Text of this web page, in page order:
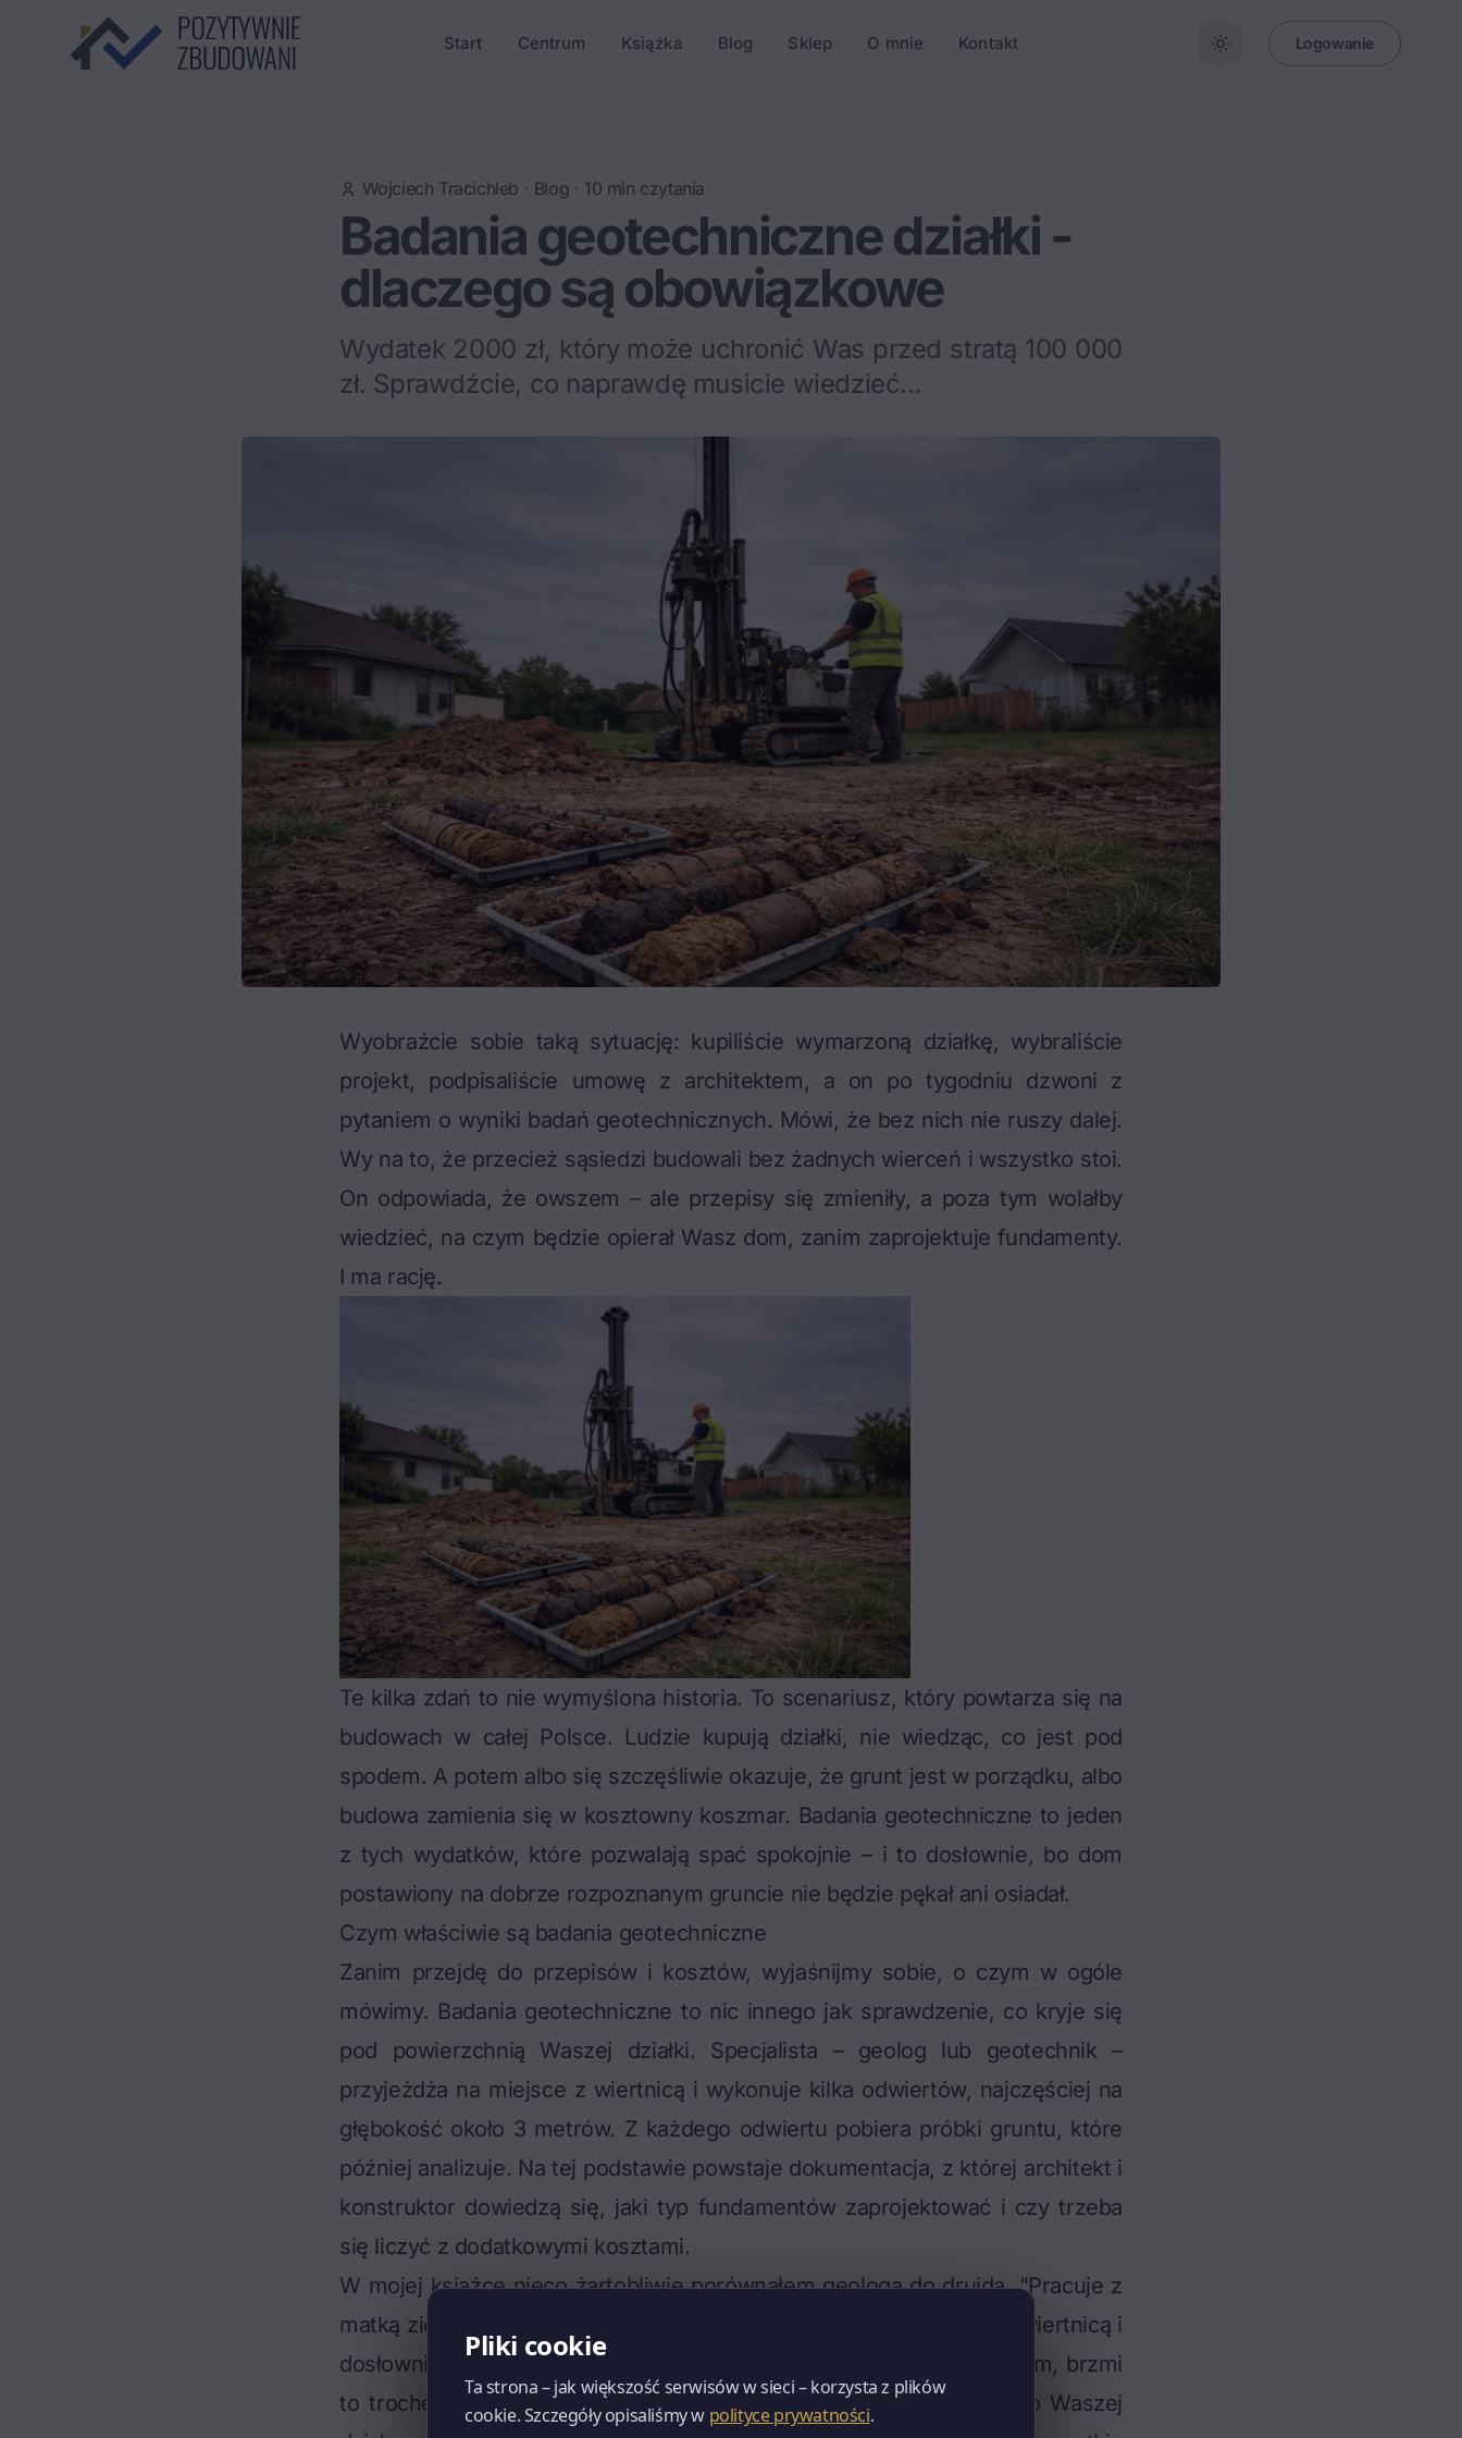
Start Centrum Książka Blog Sklep O mnie Kontakt Logowanie
Wojciech Tracichleb · Blog · 10 min czytania
Badania geotechniczne działki -
dlaczego są obowiązkowe
Wydatek 2000 zł, który może uchronić Was przed stratą 100 000
zł. Sprawdźcie, co naprawdę musicie wiedzieć...
Wyobraźcie sobie taką sytuację: kupiliście wymarzoną działkę, wybraliście
projekt, podpisaliście umowę z architektem, a on po tygodniu dzwoni z
pytaniem o wyniki badań geotechnicznych. Mówi, że bez nich nie ruszy dalej.
Wy na to, że przecież sąsiedzi budowali bez żadnych wierceń i wszystko stoi.
On odpowiada, że owszem – ale przepisy się zmieniły, a poza tym wolałby
wiedzieć, na czym będzie opierał Wasz dom, zanim zaprojektuje fundamenty.
I ma rację.
Te kilka zdań to nie wymyślona historia. To scenariusz, który powtarza się na
budowach w całej Polsce. Ludzie kupują działki, nie wiedząc, co jest pod
spodem. A potem albo się szczęśliwie okazuje, że grunt jest w porządku, albo
budowa zamienia się w kosztowny koszmar. Badania geotechniczne to jeden
z tych wydatków, które pozwalają spać spokojnie – i to dosłownie, bo dom
postawiony na dobrze rozpoznanym gruncie nie będzie pękał ani osiadał.
Czym właściwie są badania geotechniczne
Zanim przejdę do przepisów i kosztów, wyjaśnijmy sobie, o czym w ogóle
mówimy. Badania geotechniczne to nic innego jak sprawdzenie, co kryje się
pod powierzchnią Waszej działki. Specjalista – geolog lub geotechnik –
przyjeżdża na miejsce z wiertnicą i wykonuje kilka odwiertów, najczęściej na
głębokość około 3 metrów. Z każdego odwiertu pobiera próbki gruntu, które
później analizuje. Na tej podstawie powstaje dokumentacja, z której architekt i
konstruktor dowiedzą się, jaki typ fundamentów zaprojektować i czy trzeba
się liczyć z dodatkowymi kosztami.
W mojej książcenieco żartobliwie porównałem geologa do druida."Pracuje z
matką ziemią, ma często brodę, a na Wasze wezwanie zjawia się z wiertnicą i
dosłownie zagląda pod powierzchnię. Wywierci w ziemi dziurę – wiem, brzmi
to trochę dramatycznie, ale to jedyna droga do poznania prawdy o Waszej
Pliki cookie
Ta strona – jak większość serwisów w sieci – korzysta z plików
cookie. Szczegóły opisaliśmy w polityce prywatności.